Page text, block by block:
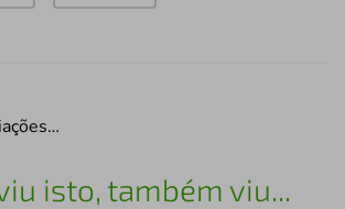
isto, também viu...